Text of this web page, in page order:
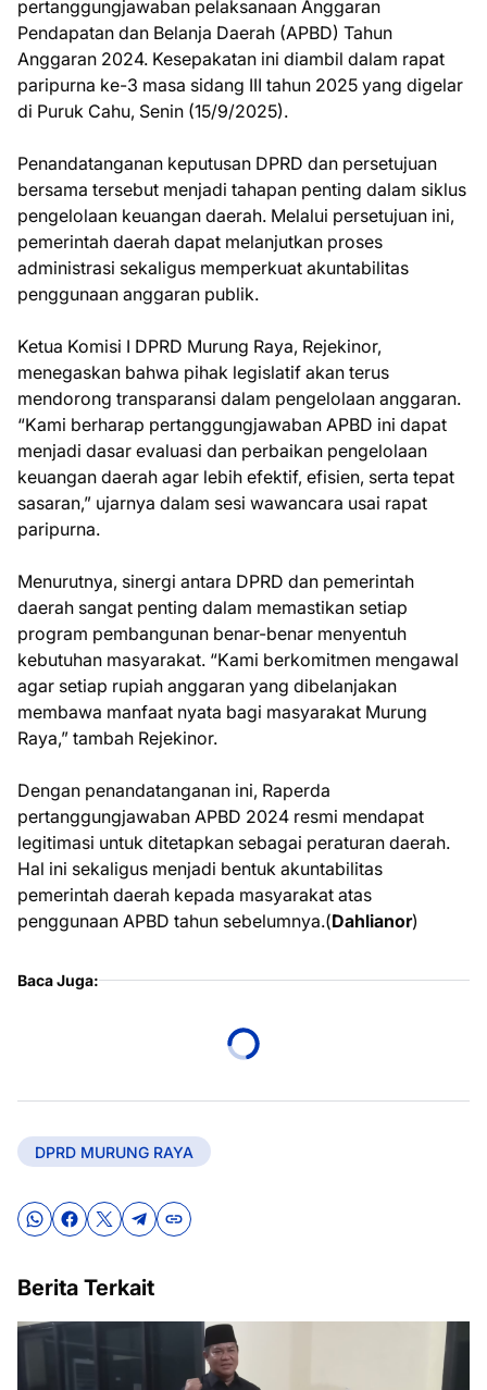
pertanggungjawaban pelaksanaan Anggaran
Pendapatan dan Belanja Daerah (APBD) Tahun
Anggaran 2024. Kesepakatan ini diambil dalam rapat
paripurna ke-3 masa sidang III tahun 2025 yang digelar
di Puruk Cahu, Senin (15/9/2025).
Penandatanganan keputusan DPRD dan persetujuan
bersama tersebut menjadi tahapan penting dalam siklus
pengelolaan keuangan daerah. Melalui persetujuan ini,
pemerintah daerah dapat melanjutkan proses
administrasi sekaligus memperkuat akuntabilitas
penggunaan anggaran publik.
Ketua Komisi I DPRD Murung Raya, Rejekinor,
menegaskan bahwa pihak legislatif akan terus
mendorong transparansi dalam pengelolaan anggaran.
“Kami berharap pertanggungjawaban APBD ini dapat
menjadi dasar evaluasi dan perbaikan pengelolaan
keuangan daerah agar lebih efektif, efisien, serta tepat
sasaran,” ujarnya dalam sesi wawancara usai rapat
paripurna.
Menurutnya, sinergi antara DPRD dan pemerintah
daerah sangat penting dalam memastikan setiap
program pembangunan benar-benar menyentuh
kebutuhan masyarakat. “Kami berkomitmen mengawal
agar setiap rupiah anggaran yang dibelanjakan
membawa manfaat nyata bagi masyarakat Murung
Raya,” tambah Rejekinor.
Dengan penandatanganan ini, Raperda
pertanggungjawaban APBD 2024 resmi mendapat
legitimasi untuk ditetapkan sebagai peraturan daerah.
Hal ini sekaligus menjadi bentuk akuntabilitas
pemerintah daerah kepada masyarakat atas
penggunaan APBD tahun sebelumnya.(Dahlianor)
Baca Juga:
DPRD MURUNG RAYA
Berita Terkait